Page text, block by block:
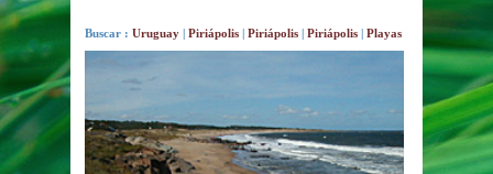
Buscar :Uruguay |Piriápolis |Piriápolis |Piriápolis |Playas